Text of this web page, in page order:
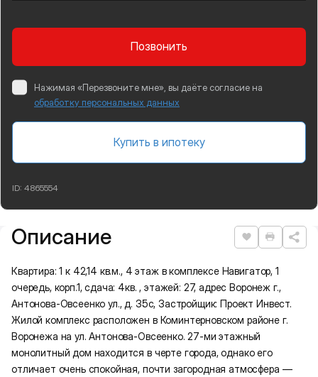
Позвонить
Нажимая «Перезвоните мне», вы даёте согласие на
обработку персональных данных
Купить в ипотеку
ID: 4865554
Подробная информация
Описание Нравится
Квартира: 1 к 42,14 кв.м., 4 этаж в комплексе Навигатор, 1
очередь, корп.1, сдача: 4кв. , этажей: 27, адрес Воронеж г.,
Антонова-Овсеенко ул., д. 35с, Застройщик: Проект Инвест.
Жилой комплекс расположен в Коминтерновском районе г.
Воронежа на ул. Антонова-Овсеенко. 27-ми этажный
монолитный дом находится в черте города, однако его
отличает очень спокойная, почти загородная атмосфера —